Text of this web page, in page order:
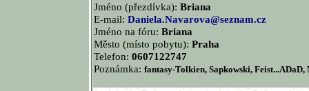
Jméno (přezdívka): Briana
E-mail: Daniela.Navarova@seznam.cz
Jméno na fóru: Briana
Město (místo pobytu): Praha
Telefon: 0607122747
Poznámka: fantasy-Tolkien, Sapkowski,